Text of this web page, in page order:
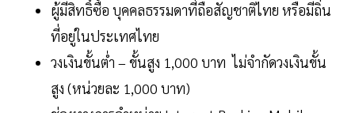
ผู้มีสิทธิ์ซื้อ บุคคลธรรมดาที่ถือสัญชาติไทย หรือมีถิ่น
ที่อยู่ในประเทศไทย
วงเงินขั้นต่ำ – ขั้นสูง 1,000 บาท ไม่จำกัดวงเงินขั้น
สูง (หน่วยละ 1,000 บาท)